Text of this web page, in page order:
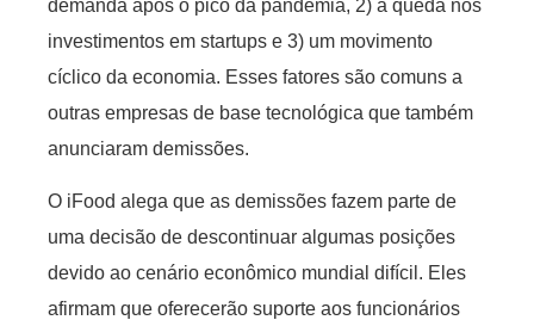
demanda após o pico da pandemia, 2) a queda nos
investimentos em startups e 3) um movimento
cíclico da economia. Esses fatores são comuns a
outras empresas de base tecnológica que também
anunciaram demissões.
O iFood alega que as demissões fazem parte de
uma decisão de descontinuar algumas posições
devido ao cenário econômico mundial difícil. Eles
afirmam que oferecerão suporte aos funcionários